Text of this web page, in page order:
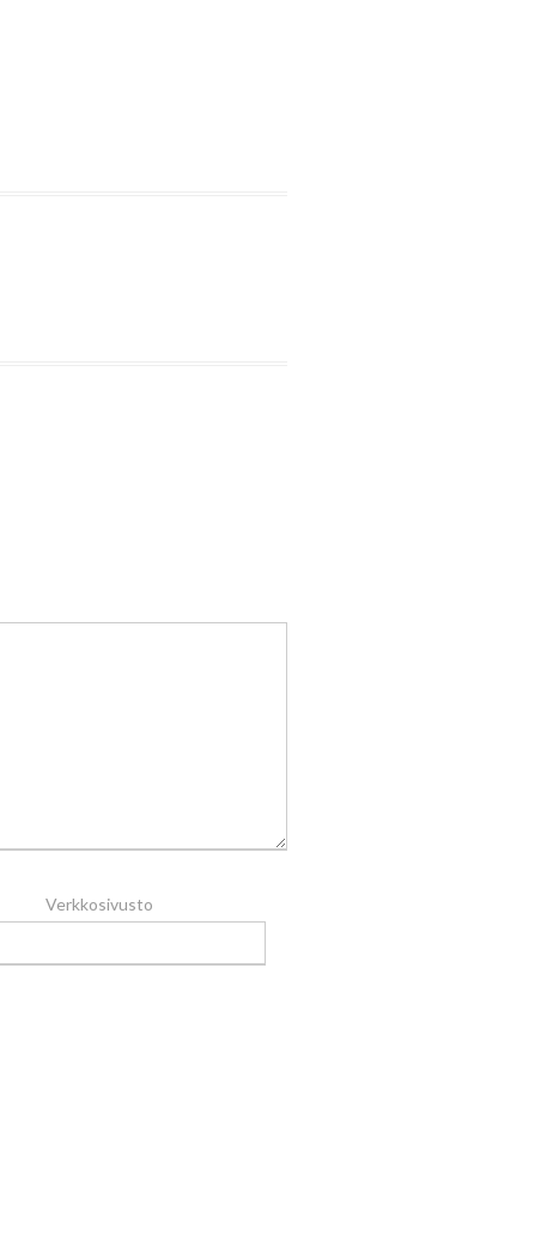
Verkkosivusto